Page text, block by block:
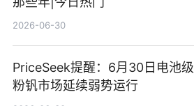
2026-06-30
PriceSeek提醒：6月30日电池级
粉钒市场延续弱势运行